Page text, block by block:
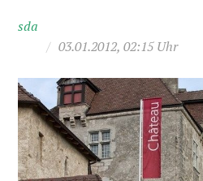
sda
/ 03.01.2012, 02:15 Uhr